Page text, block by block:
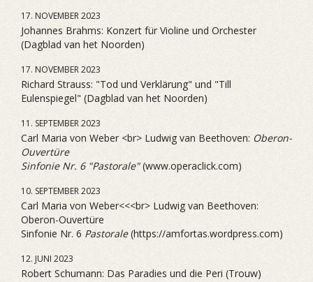
17. NOVEMBER 2023
Johannes Brahms: Konzert für Violine und Orchester
(Dagblad van het Noorden)
17. NOVEMBER 2023
Richard Strauss: "Tod und Verklärung" und "Till
Eulenspiegel" (Dagblad van het Noorden)
11. SEPTEMBER 2023
Carl Maria von Weber <br> Ludwig van Beethoven: Oberon-
Ouvertüre
Sinfonie Nr. 6 "Pastorale"(www.operaclick.com)
10. SEPTEMBER 2023
Carl Maria von Weber<<<br> Ludwig van Beethoven:
Oberon-Ouvertüre
Sinfonie Nr. 6 Pastorale(https://amfortas.wordpress.com)
12. JUNI 2023
Robert Schumann: Das Paradies und die Peri (Trouw)